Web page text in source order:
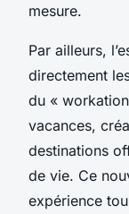
mesure.
Par ailleurs,
directement
du «
vacances,
destinations
de vie. Ce
expérience